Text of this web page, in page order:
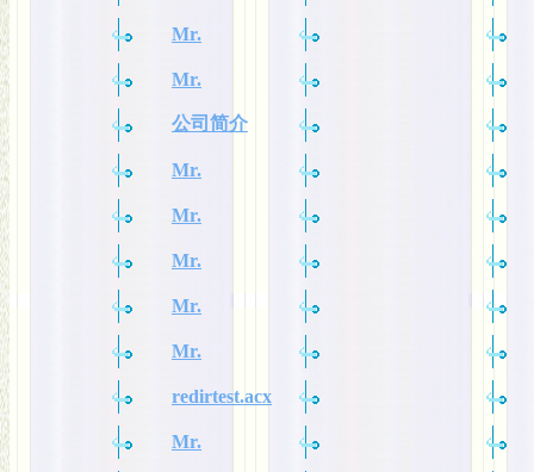
Mr.
Mr.
公司简介
Mr.
Mr.
Mr.
Mr.
Mr.
redirtest.acx
Mr.